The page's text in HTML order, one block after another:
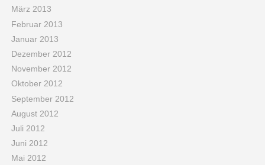
März 2013
Februar 2013
Januar 2013
Dezember 2012
November 2012
Oktober 2012
September 2012
August 2012
Juli 2012
Juni 2012
Mai 2012